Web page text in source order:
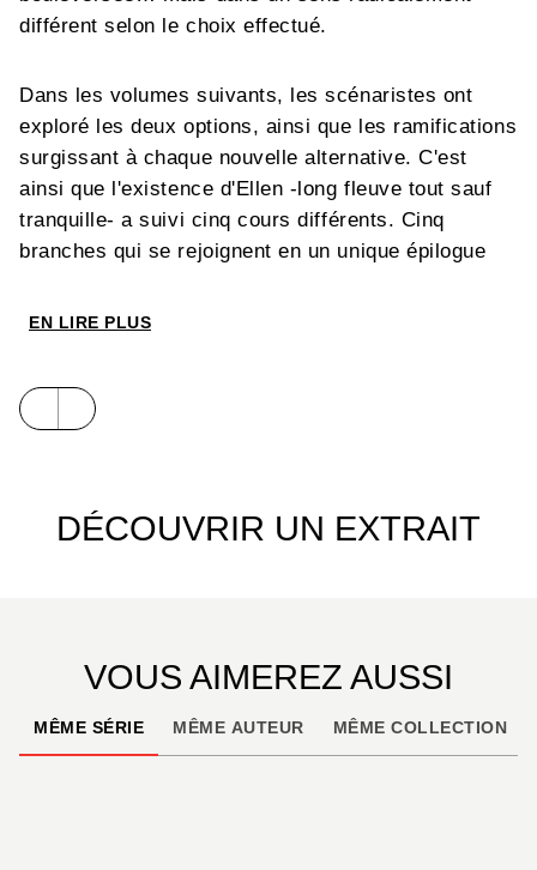
différent selon le choix effectué.
Dans les volumes suivants, les scénaristes ont
exploré les deux options, ainsi que les ramifications
surgissant à chaque nouvelle alternative. C'est
ainsi que l'existence d'Ellen -long fleuve tout sauf
tranquille- a suivi cinq cours différents. Cinq
branches qui se rejoignent en un unique épilogue
muté dans un asile perdu de la côte australienne, le
prénom. Personne ne sait pourquoi elle a échoué
là… ou plutôt, les hypothèses sont multiples et
EN LIRE PLUS
DÉCOUVRIR UN EXTRAIT
VOUS AIMEREZ AUSSI
MÊME SÉRIE MÊME AUTEUR MÊME COLLECTION